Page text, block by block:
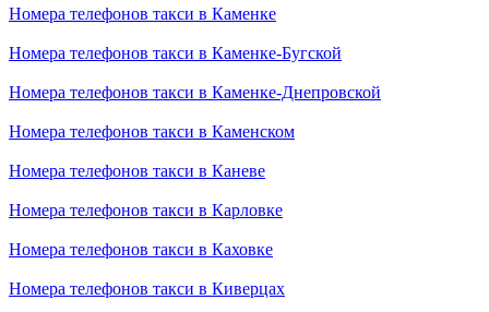
Номера телефонов такси в Каменке
Номера телефонов такси в Каменке-Бугской
Номера телефонов такси в Каменке-Днепровской
Номера телефонов такси в Каменском
Номера телефонов такси в Каневе
Номера телефонов такси в Карловке
Номера телефонов такси в Каховке
Номера телефонов такси в Киверцах